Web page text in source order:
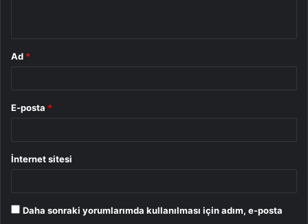
Ad *
E-posta *
İnternet sitesi
Daha sonraki yorumlarımda kullanılması için adım, e-posta